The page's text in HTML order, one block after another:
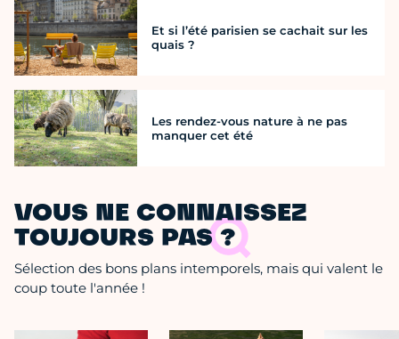
Et si l’été parisien se cachait sur les
quais ?
Les rendez-vous nature à ne pas
manquer cet été
VOUS NE CONNAISSEZ
TOUJOURS PAS ?
Sélection des bons plans intemporels, mais qui valent le
coup toute l'année !